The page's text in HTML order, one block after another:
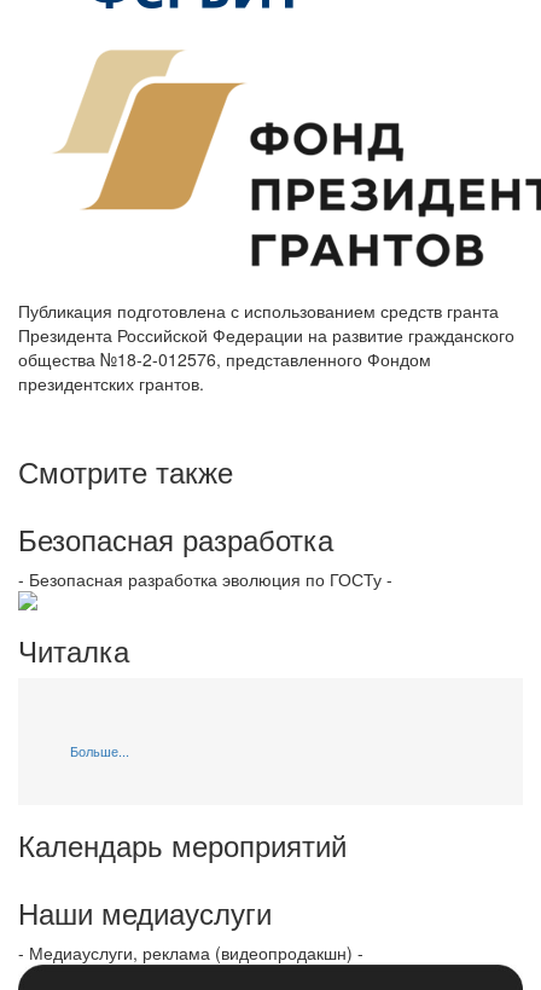
Публикация подготовлена с использованием средств гранта
Президента Российской Федерации на развитие гражданского
общества №18-2-012576, представленного Фондом
президентских грантов.
Смотрите также
Безопасная разработка
- Безопасная разработка эволюция по ГОСТу -
Читалка
Больше...
Календарь мероприятий
Наши медиауслуги
- Медиауслуги, реклама (видеопродакшн) -